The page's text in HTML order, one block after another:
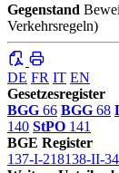
Gegenstand
Verkehrsregeln)
DE FR IT EN
Gesetzesregister
BGG 66 BGG 68
140 StPO 141
BGE Register
137-I-218138-II-